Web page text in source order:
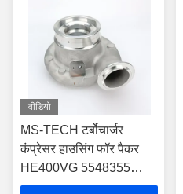
वीडियो
MS-TECH टर्बोचार्जर
कंप्रेसर हाउसिंग फॉर पैकर
HE400VG 5548355
5459130 2128139